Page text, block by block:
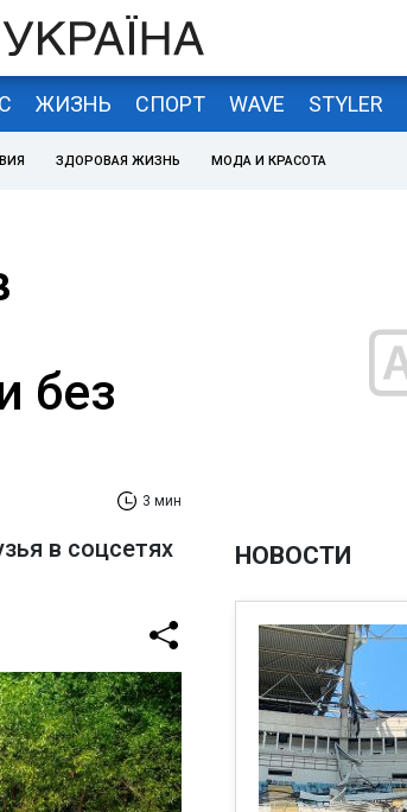
ЖИЗНЬ СПОРТ WAVE STYLER
ЗДОРОВАЯ ЖИЗНЬ МОДА И КРАСОТА
без
3 мин
в соцсетях
НОВОСТИ